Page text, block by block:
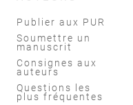
Publier aux PUR
Soumettre un
manuscrit
Consignes aux
auteurs
Questions les
plus fréquentes